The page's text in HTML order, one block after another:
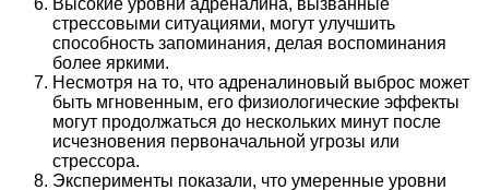
Высокие уровни адреналина, вызванные
стрессовыми ситуациями, могут улучшить
способность запоминания, делая воспоминания
более яркими.
Несмотря на то, что адреналиновый выброс может
быть мгновенным, его физиологические эффекты
могут продолжаться до нескольких минут после
исчезновения первоначальной угрозы или
стрессора.
Эксперименты показали, что умеренные уровни